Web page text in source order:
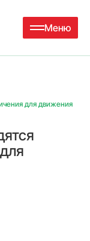
Меню
для движения